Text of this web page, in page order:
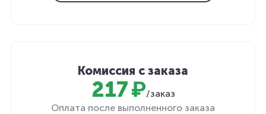
Комиссия с заказа
217 ₽/заказ
Оплата после выполненного заказа